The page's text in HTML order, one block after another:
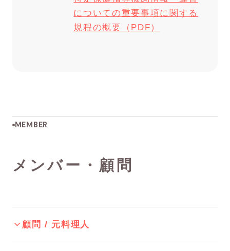
についての重要事項に関する
規程の概要（PDF）
MEMBER
メンバー・顧問
顧問 / 元料理人